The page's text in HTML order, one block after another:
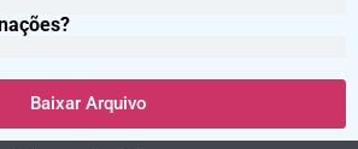
Baixar Arquivo